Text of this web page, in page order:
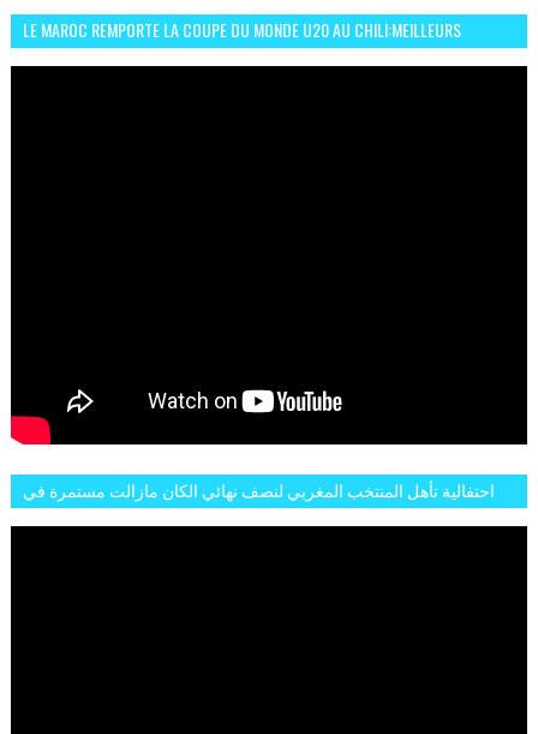
LE MAROC REMPORTE LA COUPE DU MONDE U20 AU CHILI:MEILLEURS
MOMENTS ET BUTS CONTRE L'ARGENTINE
احتفالية تأهل المنتخب المغربي لنصف نهائي الكان مازالت مستمرة في
شوارع الرباط وهاته انطباعات الجمهور